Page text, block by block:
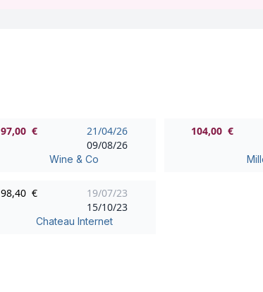
97,00 €
21/04/26
09/08/26
Wine & Co
104,00 €
98,40 €
19/07/23
15/10/23
Chateau Internet